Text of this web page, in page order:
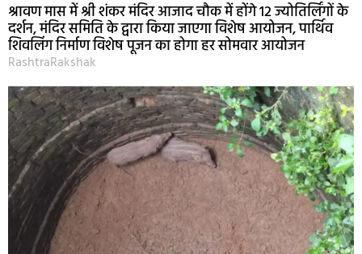
श्रावण मास में श्री शंकर मंदिर आजाद चौक में होंगे 12 ज्योतिर्लिंगों के
दर्शन, मंदिर समिति के द्वारा किया जाएगा विशेष आयोजन, पार्थिव
शिवलिंग निर्माण विशेष पूजन का होगा हर सोमवार आयोजन
RashtraRakshak